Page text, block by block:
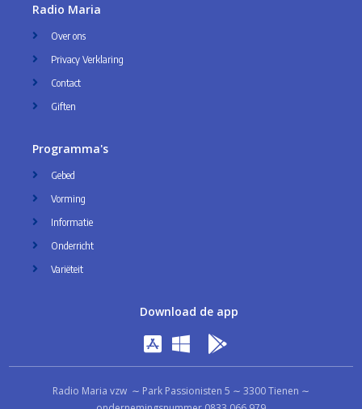
Radio Maria
Over ons
Privacy Verklaring
Contact
Giften
Programma's
Gebed
Vorming
Informatie
Onderricht
Variëteit
Download de app
Radio Maria vzw ∼ Park Passionisten 5 ∼ 3300 Tienen ∼